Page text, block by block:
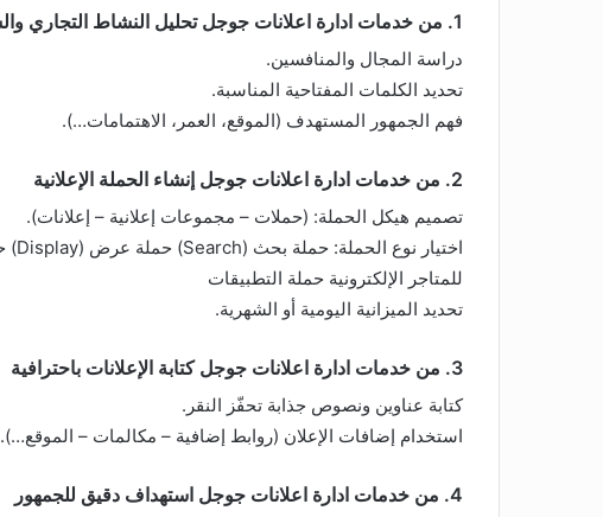
1. من خدمات ادارة اعلانات جوجل تحليل النشاط التجاري والسوق
دراسة المجال والمنافسين.
تحديد الكلمات المفتاحية المناسبة.
فهم الجمهور المستهدف (الموقع، العمر، الاهتمامات…).
2. من خدمات ادارة اعلانات جوجل إنشاء الحملة الإعلانية
تصميم هيكل الحملة: (حملات – مجموعات إعلانية – إعلانات).
للمتاجر الإلكترونية حملة التطبيقات
تحديد الميزانية اليومية أو الشهرية.
3. من خدمات ادارة اعلانات جوجل كتابة الإعلانات باحترافية
كتابة عناوين ونصوص جذابة تحفّز النقر.
استخدام إضافات الإعلان (روابط إضافية – مكالمات – الموقع…).
4. من خدمات ادارة اعلانات جوجل استهداف دقيق للجمهور